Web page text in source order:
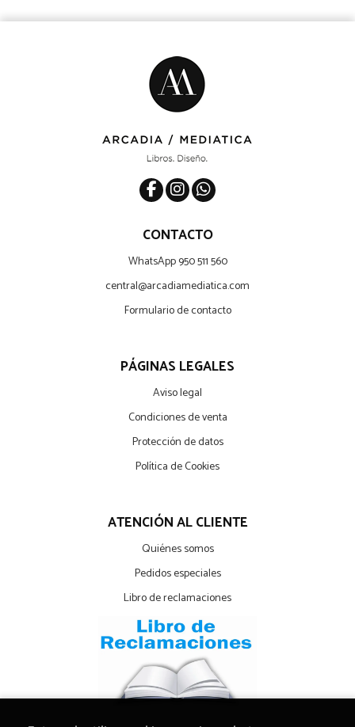
CONTACTO
WhatsApp 950 511 560
central@arcadiamediatica.com
Formulario de contacto
PÁGINAS LEGALES
Aviso legal
Condiciones de venta
Protección de datos
Política de Cookies
ATENCIÓN AL CLIENTE
Quiénes somos
Pedidos especiales
Libro de reclamaciones